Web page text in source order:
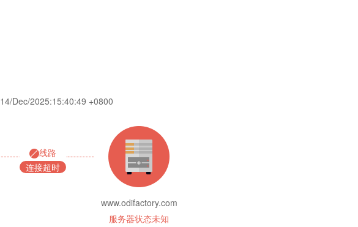
14/Dec/2025:15:40:49 +0800
线路
连接超时
www.odifactory.com
服务器状态未知